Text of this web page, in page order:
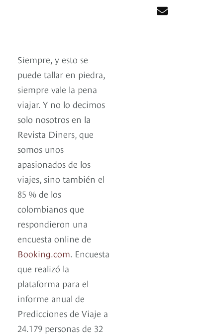
Siempre, y esto se
puede tallar en piedra,
siempre vale la pena
viajar. Y no lo decimos
solo nosotros en la
Revista Diners, que
somos unos
apasionados de los
viajes, sino también el
85 % de los
colombianos que
respondieron una
encuesta online de
Booking.com. Encuesta
que realizó la
plataforma para el
informe anual de
Predicciones de Viaje a
24.179 personas de 32